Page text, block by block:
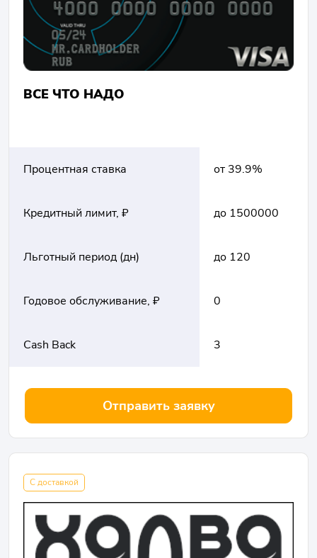
ВСЕ ЧТО НАДО
Процентная ставка от 39.9%
Кредитный лимит, ₽ до 1500000
Льготный период (дн) до 120
Годовое обслуживание, ₽ 0
Cash Back 3
Отправить заявку
С доставкой